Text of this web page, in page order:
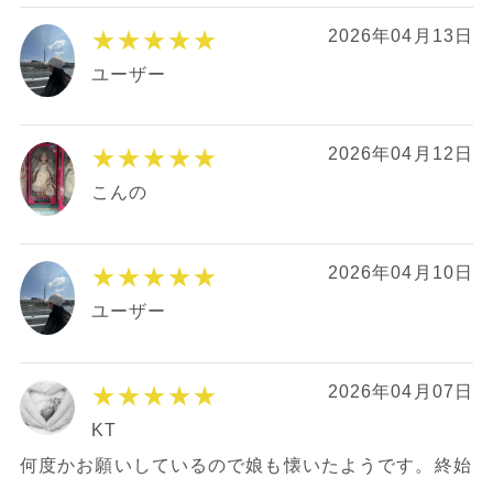
★★★★★ 2026年04月13日
ユーザー
★★★★★ 2026年04月12日
こんの
★★★★★ 2026年04月10日
ユーザー
★★★★★ 2026年04月07日
KT
何度かお願いしているので娘も懐いたようです。終始